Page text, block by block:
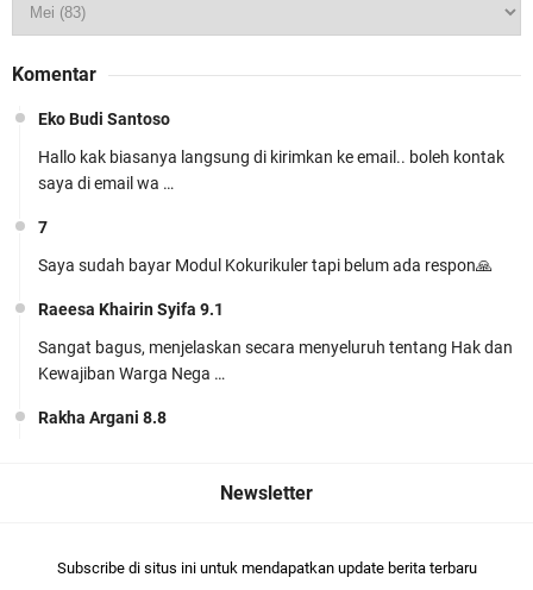
Cinta (KBC) Lengkap Siap Pakai
Siap Mengajar Tanpa Ribet! Download Modul
(KBC) Lengkap
Perangkat Ajar Deep Learning SMP Pendidikan
046/H/KR/2025
Komentar
Eko Budi Santoso
Hallo kak biasanya langsung di kirimkan ke email.. boleh kontak
saya di email wa …
7
Saya sudah bayar Modul Kokurikuler tapi belum ada respon🙏
Raeesa Khairin Syifa 9.1
Sangat bagus, menjelaskan secara menyeluruh tentang Hak dan
Kewajiban Warga Nega …
Rakha Argani 8.8
Subscribe di situs ini untuk mendapatkan update berita terbaru